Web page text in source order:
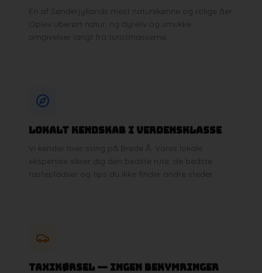
En af Sønderjyllands mest naturskønne og rolige åer.
Oplev uberørt natur, rig dyreliv og smukke
omgivelser langt fra turistmasserne.
Lokalt kendskab i verdensklasse
Vi kender hver sving på Brede Å. Vores lokale
ekspertise sikrer dig den bedste rute, de bedste
rastepladser og tips du ikke finder andre steder.
Taxikørsel — ingen bekymringer